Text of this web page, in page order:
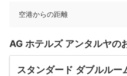
空港からの距離
AG ホテルズ アンタルヤの
スタンダード ダブルル